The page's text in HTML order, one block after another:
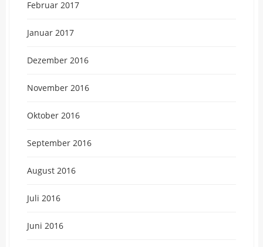
Februar 2017
Januar 2017
Dezember 2016
November 2016
Oktober 2016
September 2016
August 2016
Juli 2016
Juni 2016